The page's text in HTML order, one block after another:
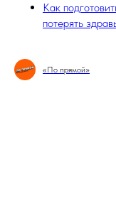
Как
потерять
«По прямой»